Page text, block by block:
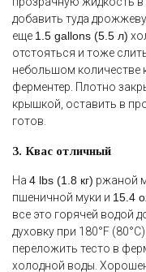
добавить туда
еще 1.5 gallons (5.5 л)
отстояться и тоже
небольшом количестве
ферментер. Плотно
крышкой, оставить в
готов.
3. Квас отличный
На 4 lbs (1.8 кг) ржаной
пшеничной муки и 15.4
все это горячей водой
духовку при 180°F
переложить тесто в
холодной воды.